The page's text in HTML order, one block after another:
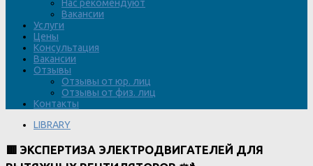
Нас рекомендуют
Вакансии
Услуги
Цены
Консультация
Вакансии
Отзывы
Отзывы от юр. лиц
Отзывы от физ. лиц
Контакты
LIBRARY
🟥 ЭКСПЕРТИЗА ЭЛЕКТРОДВИГАТЕЛЕЙ ДЛЯ